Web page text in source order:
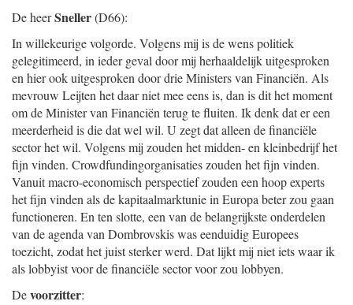
De heerSneller(D66):
In willekeurige volgorde. Volgens mij is de wens politiek
gelegitimeerd, in ieder geval door mij herhaaldelijk uitgesproken
en hier ook uitgesproken door drie Ministers van Financiën. Als
mevrouw Leijten het daar niet mee eens is, dan is dit het moment
om de Minister van Financiën terug te fluiten. Ik denk dat er een
meerderheid is die dat wel wil. U zegt dat alleen de financiële
sector het wil. Volgens mij zouden het midden- en kleinbedrijf het
fijn vinden. Crowdfundingorganisaties zouden het fijn vinden.
Vanuit macro-economisch perspectief zouden een hoop experts
het fijn vinden als de kapitaalmarktunie in Europa beter zou gaan
functioneren. En ten slotte, een van de belangrijkste onderdelen
van de agenda van Dombrovskis was eenduidig Europees
toezicht, zodat het juist sterker werd. Dat lijkt mij niet iets waar ik
als lobbyist voor de financiële sector voor zou lobbyen.
Devoorzitter: